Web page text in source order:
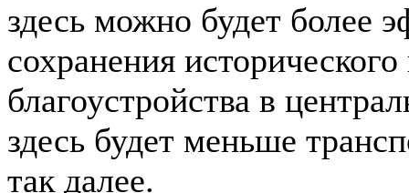
здесь можно будет более
сохранения
благоустройства в
здесь будет меньше
так далее.